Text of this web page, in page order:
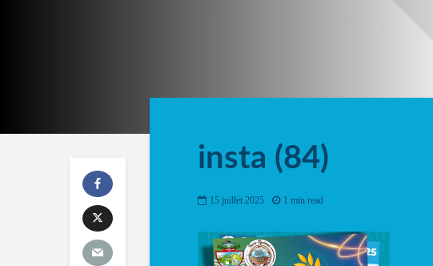
insta (84)
15 juillet 2025 1 min read